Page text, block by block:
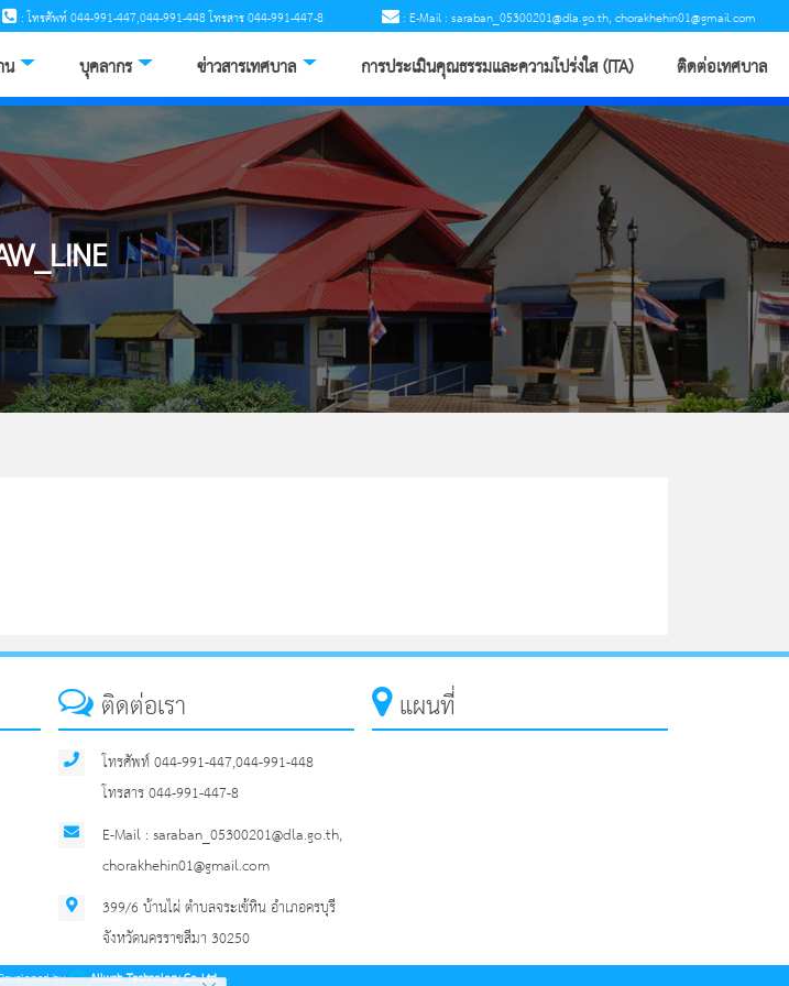
: โทรศัพท์ 044-991-447,044-991-448 โทรสาร 044-991-447-8 : E-Mail : saraban_05300201@dla.go.th, chorakhehin01@gmail.com
บุคลากร ข่าวสารเทศบาล การประเมินคุณธรรมและความโปร่งใส (ITA) ติดต่อเทศบาล
ติดต่อเรา
โทรศัพท์ 044-991-447,044-991-448
โทรสาร 044-991-447-8
E-Mail : saraban_05300201@dla.go.th,
chorakhehin01@gmail.com
399/6 บ้านไผ่ ตำบลจระเข้หิน อำเภอครบุรี
จังหวัดนครราชสีมา 30250
แผนที่
by Allweb Technology Co.,Ltd.